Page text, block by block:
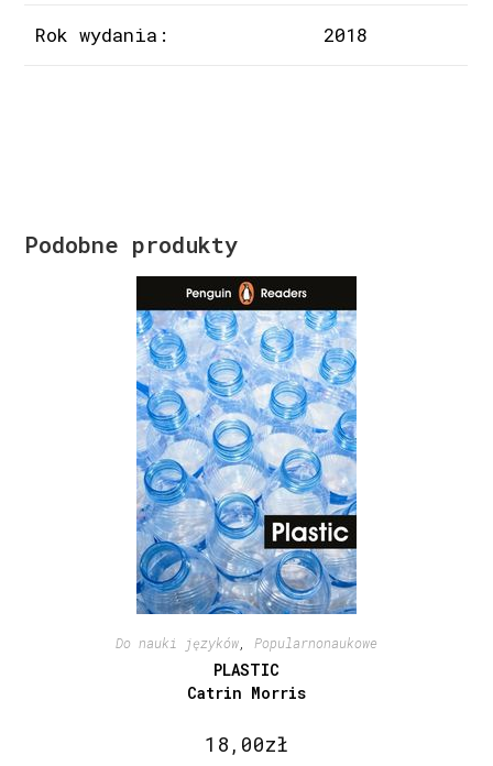
Rok wydania: 2018
Podobne produkty
Do nauki języków Popularnonaukowe
PLASTIC
Catrin Morris
18,00zł